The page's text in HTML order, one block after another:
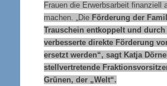
Frauen die Erwerbsarbeit finanziell
machen. „Die Förderung der
Trauschein entkoppelt und
verbesserte direkte Förderung
ersetzt werden“, sagt Katja
stellvertretende
Grünen, der „Welt“.